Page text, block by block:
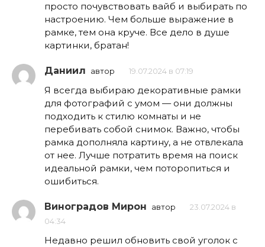
просто почувствовать вайб и выбирать по
настроению. Чем больше выражение в
рамке, тем она круче. Все дело в душе
картинки, братан!
Даниил автор 19.07.2024 в 07:19
Я всегда выбираю декоративные рамки
для фотографий с умом — они должны
подходить к стилю комнаты и не
перебивать собой снимок. Важно, чтобы
рамка дополняла картину, а не отвлекала
от нее. Лучше потратить время на поиск
идеальной рамки, чем поторопиться и
ошибиться.
Виноградов Мирон автор
23.07.2024 в
04:34
Недавно решил обновить свой уголок с